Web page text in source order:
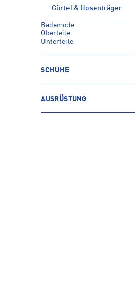
Gürtel & Hosenträger
Bademode
Oberteile
Unterteile
SCHUHE
AUSRÜSTUNG